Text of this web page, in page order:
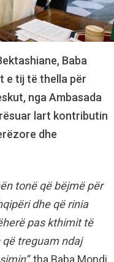
Baba
e tij të thella për
nga Ambasada
lart kontributin
dhe
tonë që bëjmë për
dhe që rinia
pas kthimit të
treguam ndaj
, tha Baba Mondi